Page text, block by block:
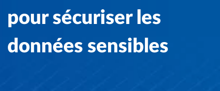
pour sécuriser les
données sensibles